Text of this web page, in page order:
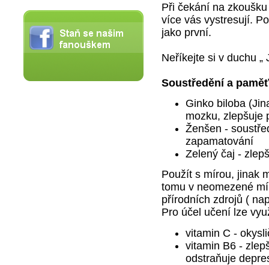
Při čekání na
více vás vystresují.
jako první.
Neříkejte si v duchu „
Soustředění a paměť
Ginko biloba
mozku, zlepšuje
Ženšen -
zapamatování
Zelený čaj -
Použít s mírou, jinak
tomu v neomezené
přírodních zdrojů (
Pro účel učení lze
vitamin C -
vitamin B6 -
odstraňuje